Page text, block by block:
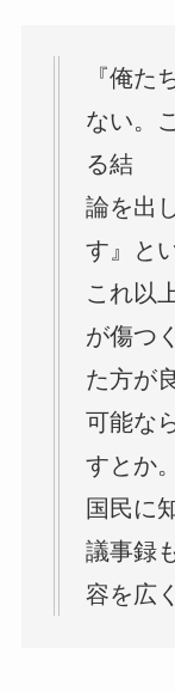
『俺た
ない。
る結
論を出
す』と
これ以
が傷つ
た方が
可能な
すとか。
国民に
議事録
容を広